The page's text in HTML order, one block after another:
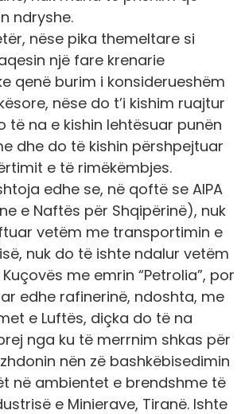
ndryshe.
nëse pika themeltare si
një fare krenarie
qenë burim i konsiderueshëm
nëse do t’i kishim ruajtur
të na e kishin lehtësuar punën
dhe do të kishin përshpejtuar
e të rimëkëmbjes.
edhe se, në qoftë se AIPA
e Naftës për Shqipërinë), nuk
vetëm me transportimin e
nuk do të ishte ndalur vetëm
me emrin “Petrolia”, por
edhe rafinerinë, ndoshta, me
e Luftës, diçka do të na
nga ku të merrnim shkas për
nën zë bashkëbisedimin
në ambientet e brendshme të
e Minierave, Tiranë. Ishte